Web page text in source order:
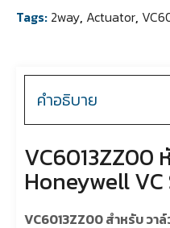
Tags: 2way, Actuator,
คำอธิบาย
VC6013ZZ00
Honeywell
VC6013ZZ00 สำหรับ วา